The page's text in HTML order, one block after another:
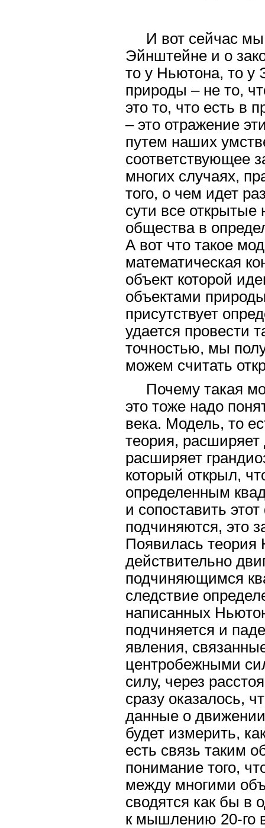
И вот сейчас
Эйнштейне и о
то у Ньютона, то у
природы – не то,
это то, что есть в
– это отражение
путем наших
соответствующее
многих случаях,
того, о чем идет
сути все
общества в
А вот что такое
математическая
объект которой
объектами
присутствует
удается провести
точностью, мы
можем считать
Почему такая
это тоже надо
века. Модель, то
теория, расширяет
расширяет
который открыл,
определенным
и сопоставить
подчиняются, это
Появилась теория
действительно
подчиняющимся
следствие
написанных
подчиняется и
явления,
центробежными
силу, через
сразу оказалось,
данные о
будет измерить,
есть связь таким
понимание того,
между многими
сводятся как бы в
к мышлению 20-го